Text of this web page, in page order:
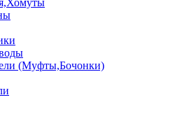
(Муфты,Бочонки)